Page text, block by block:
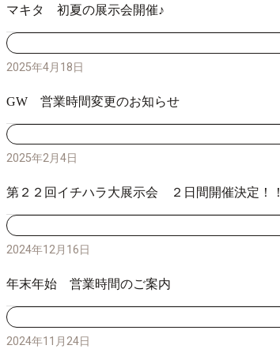
マキタ 初夏の展示会開催♪
2025年4月18日
GW 営業時間変更のお知らせ
2025年2月4日
第２２回イチハラ大展示会 ２日間開催決定！！
2024年12月16日
年末年始 営業時間のご案内
2024年11月24日